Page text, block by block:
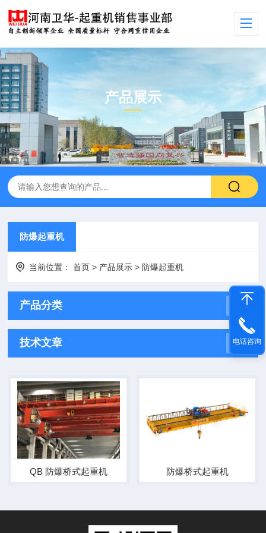
产品展示
PRODUCT
防爆起重机
当前位置：首页 > 产品展示 > 防爆起重机
产品分类
技术文章
QB 防爆桥式起重机 防爆桥式起重机
电话咨询